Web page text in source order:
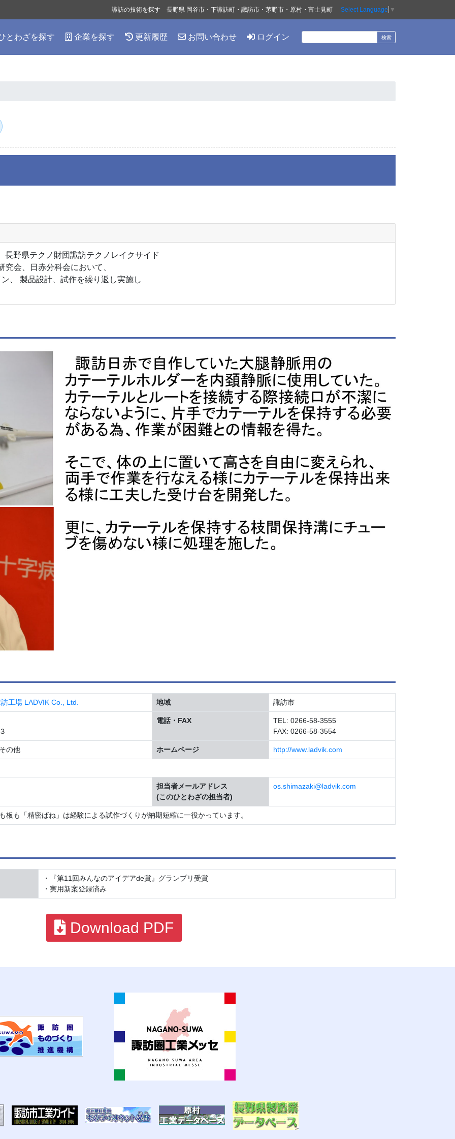
とわざを探す 企業を探す 更新履歴 お問い合わせ ログイン
諏訪の技術を探す 長野県 岡谷市・下諏訪町・諏訪市・茅野市・原村・富士見町 Select Language ▼
野県テクノ財団諏訪テクノレイクサイド
会、日赤分科会において、
、 製品設計、試作を繰り返し実施し
工場 LADVIK Co., Ltd. 地域 諏訪市
電話・FAX
TEL: 0266-58-3555
FAX: 0266-58-3554
の他 ホームページ http://www.ladvik.com
担当者メールアドレス
(このひとわざの担当者)
os.shimazaki@ladvik.com
板も「精密ばね」は経験による試作づくりが納期短縮に一役かっています。
・『第11回みんなのアイデアde賞』グランプリ受賞
・実用新案登録済み
Download PDF